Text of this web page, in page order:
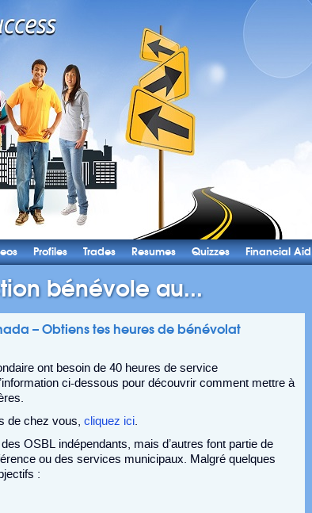
Profiles Trades Resumes Quizzes Financial Aid
bénévole au...
– Obtiens tes heures de bénévolat
ont besoin de 40 heures de service
ci-dessous pour découvrir comment mettre à
de chez vous, cliquez ici
OSBL indépendants, mais d’autres font partie de
ou des services municipaux. Malgré quelques
: